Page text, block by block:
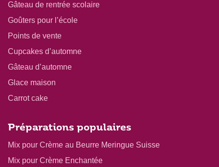
Gâteau de rentrée scolaire
Goûters pour l’école
Points de vente
Cupcakes d’automne
Gâteau d’automne
Glace maison
Carrot cake
Préparations populaires
Mix pour Crème au Beurre Meringue Suisse
Mix pour Crème Enchantée